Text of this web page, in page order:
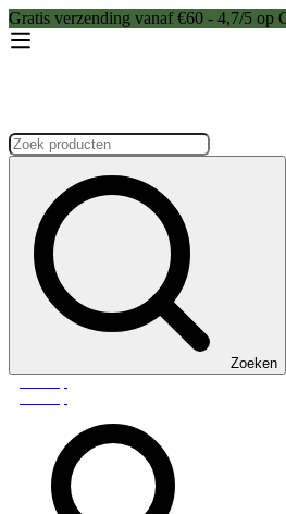
Gratis verzending vanaf €60 - 4,7/5 op
Zoeken:
Zoeken